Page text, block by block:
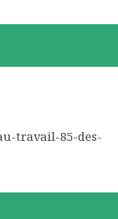
travail-85-des-